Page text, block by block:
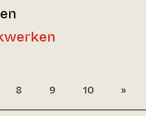
8 9 10 »